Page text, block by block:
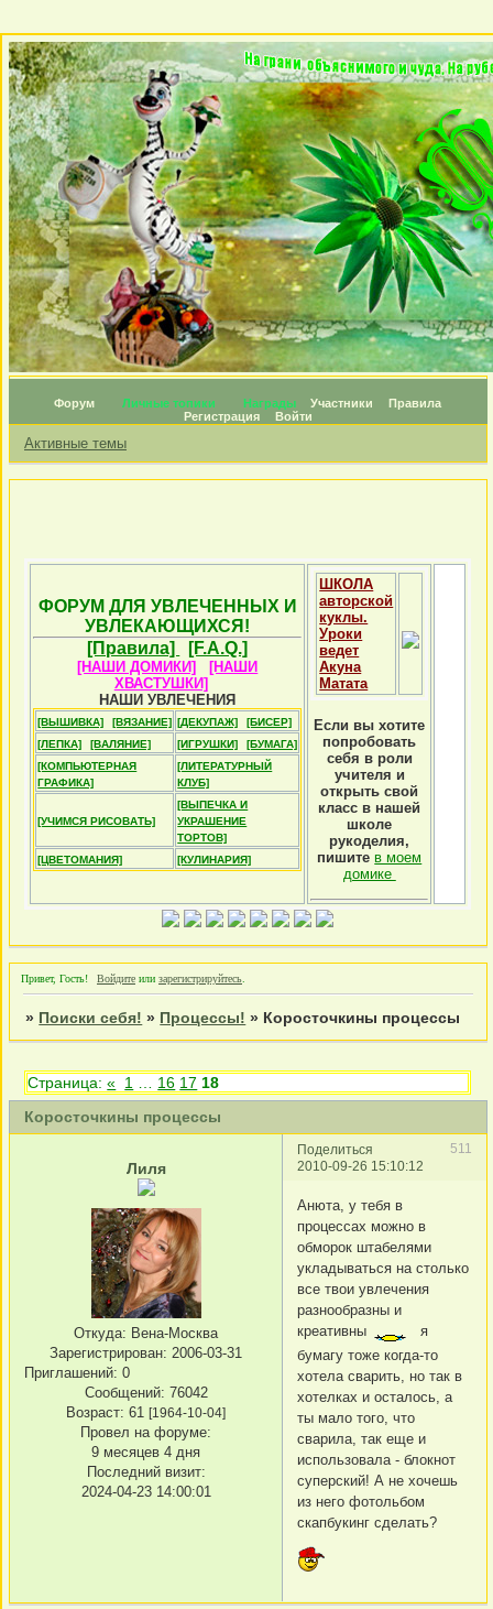
Форум Личные топики Награды Участники
Правила
Регистрация
Войти
Активные темы
ФОРУМ ДЛЯ УВЛЕЧЕННЫХ И
УВЛЕКАЮЩИХСЯ!
[Правила]
[F.A.Q.]
[НАШИ ДОМИКИ]
[НАШИ
ХВАСТУШКИ]
НАШИ УВЛЕЧЕНИЯ
[ВЫШИВКА] [ВЯЗАНИЕ] [ДЕКУПАЖ]
[БИСЕР]
[ЛЕПКА]
[ВАЛЯНИЕ] [ИГРУШКИ]
[БУМАГА]
[КОМПЬЮТЕРНАЯ
ГРАФИКА]
[ЛИТЕРАТУРНЫЙ
КЛУБ]
[УЧИМСЯ РИСОВАТЬ]
[ВЫПЕЧКА И
УКРАШЕНИЕ
ТОРТОВ]
[ЦВЕТОМАНИЯ]
[КУЛИНАРИЯ]
ШКОЛА
авторской
куклы.
Уроки
ведет
Акуна
Матата
Если вы хотите
попробовать
себя в роли
учителя и
открыть свой
класс в нашей
школе
рукоделия,
пишите в моем
домике
Привет, Гость! Войдите или зарегистрируйтесь
» Поиски себя! » Процессы! » Коросточкины процессы
Коросточкины процессы
Страница:« 1 16 17 18
Поделиться
511
2010-09-26 15:10:12
Лиля
Откуда: Вена-Москва
Зарегистрирован: 2006-03-31
Приглашений: 0
Сообщений: 76042
Возраст: 61 [1964-10-04]
Провел на форуме:
9 месяцев 4 дня
Последний визит:
2024-04-23 14:00:01
Анюта, у тебя в
процессах можно в
обморок штабелями
укладываться на столько
все твои увлечения
разнообразны и
креативны
я
бумагу тоже когда-то
хотела сварить, но так в
хотелках и осталось, а
ты мало того, что
сварила, так еще и
использовала - блокнот
суперский! А не хочешь
из него фотольбом
скапбукинг сделать?